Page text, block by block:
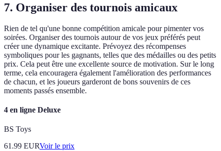
7. Organiser des tournois amicaux
Rien de tel qu'une bonne compétition amicale pour pimenter vos
soirées. Organiser des tournois autour de vos jeux préférés peut
créer une dynamique excitante. Prévoyez des récompenses
symboliques pour les gagnants, telles que des médailles ou des petits
prix. Cela peut être une excellente source de motivation. Sur le long
terme, cela encouragera également l'amélioration des performances
de chacun, et les joueurs garderont de bons souvenirs de ces
moments passés ensemble.
4 en ligne Deluxe
BS Toys
61.99 EURVoir le prix